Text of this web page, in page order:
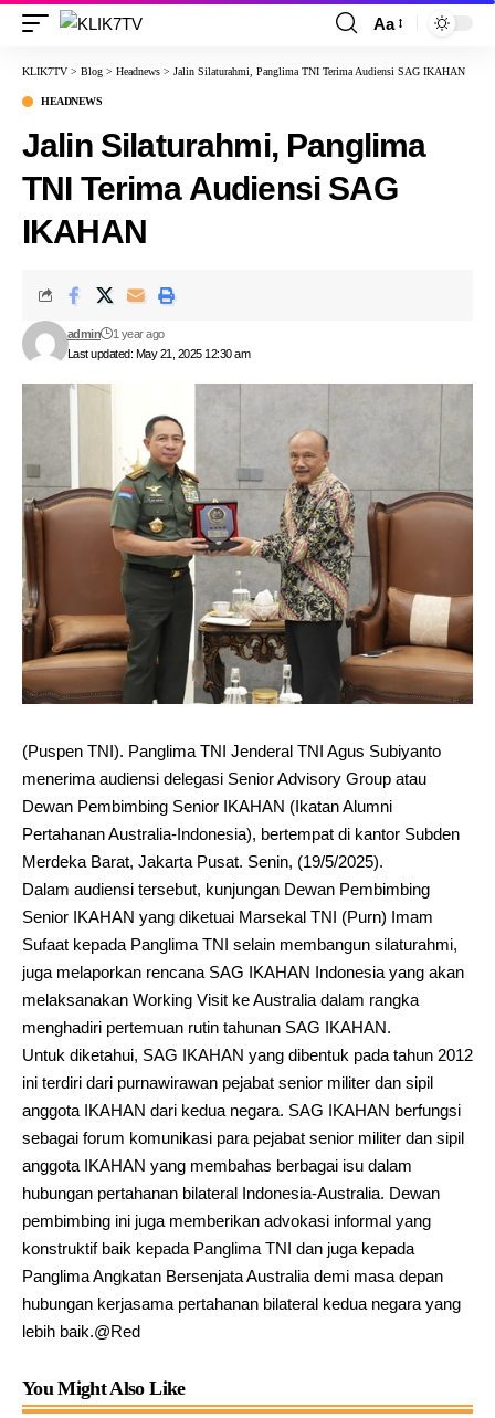
Aa
KLIK7TV > Blog > Headnews > Jalin Silaturahmi, Panglima TNI Terima Audiensi SAG IKAHAN
HEADNEWS
Jalin Silaturahmi, Panglima
TNI Terima Audiensi SAG
IKAHAN
Last updated: May 21, 2025 12:30 am
admin 1 year ago
(Puspen TNI). Panglima TNI Jenderal TNI Agus Subiyanto
menerima audiensi delegasi Senior Advisory Group atau
Dewan Pembimbing Senior IKAHAN (Ikatan Alumni
Pertahanan Australia-Indonesia), bertempat di kantor Subden
Merdeka Barat, Jakarta Pusat. Senin, (19/5/2025).
Dalam audiensi tersebut, kunjungan Dewan Pembimbing
Senior IKAHAN yang diketuai Marsekal TNI (Purn) Imam
Sufaat kepada Panglima TNI selain membangun silaturahmi,
juga melaporkan rencana SAG IKAHAN Indonesia yang akan
melaksanakan Working Visit ke Australia dalam rangka
menghadiri pertemuan rutin tahunan SAG IKAHAN.
Untuk diketahui, SAG IKAHAN yang dibentuk pada tahun 2012
ini terdiri dari purnawirawan pejabat senior militer dan sipil
anggota IKAHAN dari kedua negara. SAG IKAHAN berfungsi
sebagai forum komunikasi para pejabat senior militer dan sipil
anggota IKAHAN yang membahas berbagai isu dalam
hubungan pertahanan bilateral Indonesia-Australia. Dewan
pembimbing ini juga memberikan advokasi informal yang
konstruktif baik kepada Panglima TNI dan juga kepada
Panglima Angkatan Bersenjata Australia demi masa depan
hubungan kerjasama pertahanan bilateral kedua negara yang
lebih baik.@Red
You Might Also Like